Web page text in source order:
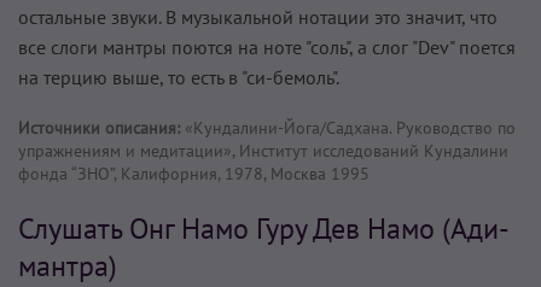
остальные звуки. В музыкальной нотации это значит, что
все слоги мантры поются на ноте "соль", а слог "Dev" поется
на терцию выше, то есть в "си-бемоль".
Источники описания: «Кундалини-Йога/Садхана. Руководство по
упражнениям и медитации», Институт исследований Кундалини
фонда “ЗНО”, Калифорния, 1978, Москва 1995
Слушать Онг Намо Гуру Дев Намо (Ади-
мантра)